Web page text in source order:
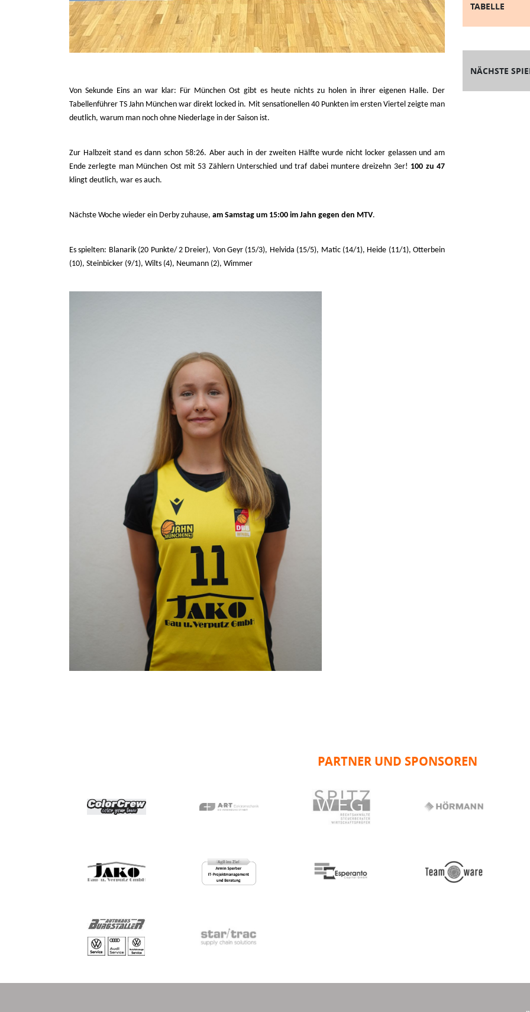
Von Sekunde Eins an war klar: Für München Ost gibt es heute nichts zu holen in ihrer eigenen Halle. Der
Tabellenführer TS Jahn München war direkt locked in. Mit sensationellen 40 Punkten im ersten Viertel zeigte man
deutlich, warum man noch ohne Niederlage in der Saison ist.
Zur Halbzeit stand es dann schon 58:26. Aber auch in der zweiten Hälfte wurde nicht locker gelassen und am
Ende zerlegte man München Ost mit 53 Zählern Unterschied und traf dabei muntere dreizehn 3er! 100 zu 47
klingt deutlich, war es auch.
Nächste Woche wieder ein Derby zuhause, am Samstag um 15:00 im Jahn gegen den MTV.
Es spielten: Blanarik (20 Punkte/ 2 Dreier), Von Geyr (15/3), Helvida (15/5), Matic (14/1), Heide (11/1), Otterbein
(10), Steinbicker (9/1), Wilts (4), Neumann (2), Wimmer
TABELLE
NÄCHSTE
PARTNER UND SPONSOREN